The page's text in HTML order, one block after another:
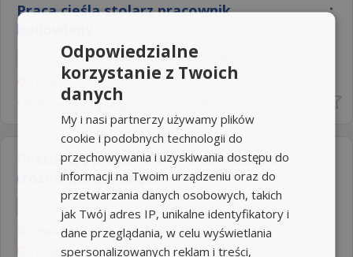
Praca cieśla stolarz pracownik
budowlany
Umowa zlecenie Rodzaj pracy: Dodatkowa
19 dni temu -Aplikuj szybko z Nuzle
Poszukuję pracowników budowlanych
(różne specjalizacje)
Umowa o pracę Rodzaj pracy: Stała
max-bud
Odpowiedzialne
korzystanie z Twoich
danych
My i nasi partnerzy używamy plików
cookie i podobnych technologii do
przechowywania i uzyskiwania dostępu do
informacji na Twoim urządzeniu oraz do
przetwarzania danych osobowych, takich
jak Twój adres IP, unikalne identyfikatory i
dane przeglądania, w celu wyświetlania
spersonalizowanych reklam i treści,